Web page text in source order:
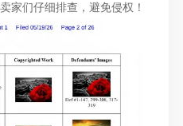
家们仔细排查，避免侵权！